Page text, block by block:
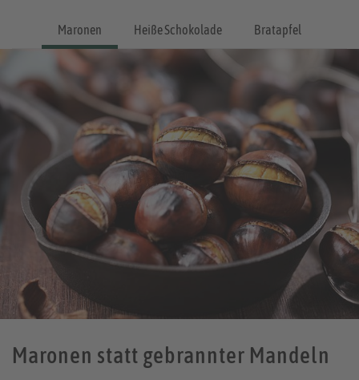
Maronen Heiße Schokolade Bratapfel
Maronen statt gebrannter Mandeln